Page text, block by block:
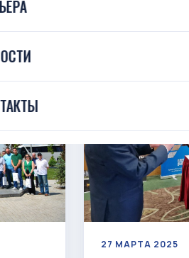
на ТМЗ
TMZ
качества
по рынкам
менеджмента качества
27 МАРТА 2025